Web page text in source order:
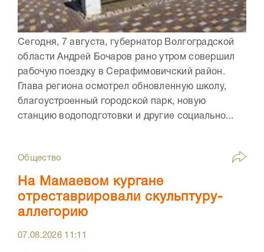
Сегодня, 7 августа, губернатор Волгоградской
области Андрей Бочаров рано утром совершил
рабочую поездку в Серафимовичский район.
Глава региона осмотрел обновленную школу,
благоустроенный городской парк, новую
станцию водоподготовки и другие социально...
Общество
На Мамаевом кургане
отреставрировали скульптуру-
аллегорию
07.08.2026 11:11